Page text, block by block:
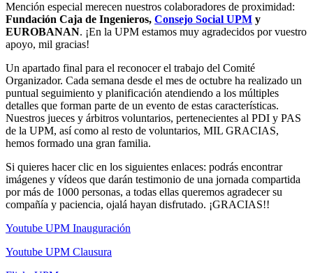
Mención especial merecen nuestros colaboradores de proximidad:
Fundación Caja de Ingenieros, Consejo Social UPM y
EUROBANAN. ¡En la UPM estamos muy agradecidos por vuestro
apoyo, mil gracias!
Un apartado final para el reconocer el trabajo del Comité
Organizador. Cada semana desde el mes de octubre ha realizado un
puntual seguimiento y planificación atendiendo a los múltiples
detalles que forman parte de un evento de estas características.
Nuestros jueces y árbitros voluntarios, pertenecientes al PDI y PAS
de la UPM, así como al resto de voluntarios, MIL GRACIAS,
hemos formado una gran familia.
Si quieres hacer clic en los siguientes enlaces: podrás encontrar
imágenes y vídeos que darán testimonio de una jornada compartida
por más de 1000 personas, a todas ellas queremos agradecer su
compañía y paciencia, ojalá hayan disfrutado. ¡GRACIAS!!
Youtube UPM Inauguración
Youtube UPM Clausura